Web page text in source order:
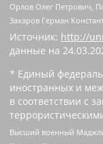
Орлов Олег Петрович,
Захаров Герман
Источник: http://
данные на
* Единый
иностранных и
в соответствии с
Высший военный